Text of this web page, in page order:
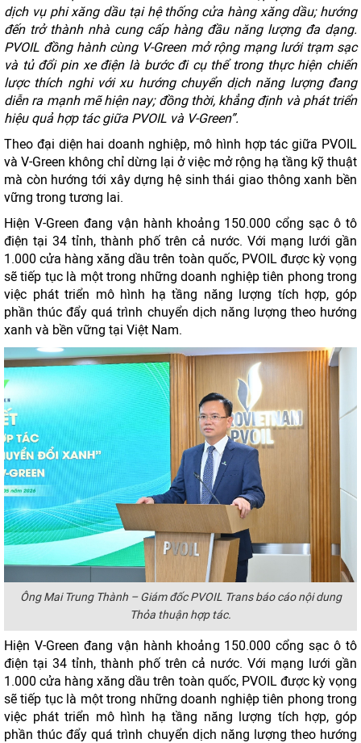
dịch vụ phi xăng dầu tại hệ thống cửa hàng xăng dầu; hướng
đến trở thành nhà cung cấp hàng đầu năng lượng đa dạng.
PVOIL đồng hành cùng V-Green mở rộng mạng lưới trạm sạc
và tủ đổi pin xe điện là bước đi cụ thể trong thực hiện chiến
lược thích nghi với xu hướng chuyển dịch năng lượng đang
diễn ra mạnh mẽ hiện nay; đồng thời, khẳng định và phát triển
hiệu quả hợp tác giữa PVOIL và V-Green”.
Theo đại diện hai doanh nghiệp, mô hình hợp tác giữa PVOIL
và V-Green không chỉ dừng lại ở việc mở rộng hạ tầng kỹ thuật
mà còn hướng tới xây dựng hệ sinh thái giao thông xanh bền
vững trong tương lai.
Hiện V-Green đang vận hành khoảng 150.000 cổng sạc ô tô
điện tại 34 tỉnh, thành phố trên cả nước. Với mạng lưới gần
1.000 cửa hàng xăng dầu trên toàn quốc, PVOIL được kỳ vọng
sẽ tiếp tục là một trong những doanh nghiệp tiên phong trong
việc phát triển mô hình hạ tầng năng lượng tích hợp, góp
phần thúc đẩy quá trình chuyển dịch năng lượng theo hướng
xanh và bền vững tại Việt Nam.
Ông Mai Trung Thành – Giám đốc PVOIL Trans báo cáo nội dung
Thỏa thuận hợp tác.
Hiện V-Green đang vận hành khoảng 150.000 cổng sạc ô tô
điện tại 34 tỉnh, thành phố trên cả nước. Với mạng lưới gần
1.000 cửa hàng xăng dầu trên toàn quốc, PVOIL được kỳ vọng
sẽ tiếp tục là một trong những doanh nghiệp tiên phong trong
việc phát triển mô hình hạ tầng năng lượng tích hợp, góp
phần thúc đẩy quá trình chuyển dịch năng lượng theo hướng